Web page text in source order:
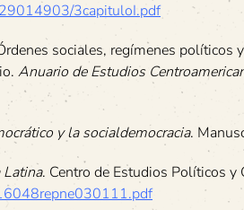
3capituloI.pdf
sociales, regímenes políticos
Anuario de Estudios
y la socialdemocracia.
. Centro de Estudios Políticos y